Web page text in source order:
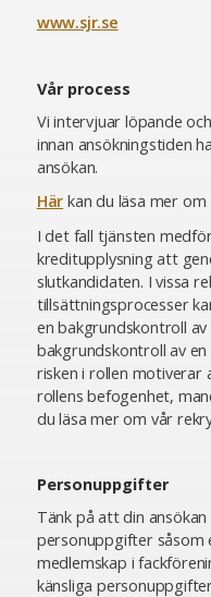
www.sjr.se
Vår process
Vi intervjuar löpande
innan ansökningstiden
ansökan.
Här kan du läsa mer om
I det fall tjänsten
kreditupplysning att
slutkandidaten. I vissa
tillsättningsprocesser
en bakgrundskontroll av
bakgrundskontroll av
risken i rollen motiverar
rollens befogenhet,
du läsa mer om vår
Personuppgifter
Tänk på att din ansökan
personuppgifter såsom
medlemskap i
känsliga